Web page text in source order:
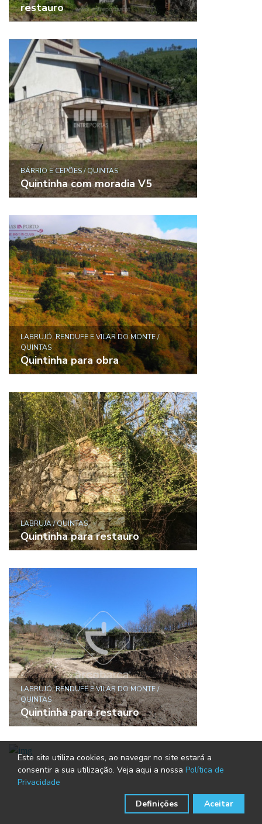
restauro
BÁRRIO E CEPÕES / QUINTAS
Quintinha com moradia V5
LABRUJÓ, RENDUFE E VILAR DO MONTE /
QUINTAS
Quintinha para obra
LABRUJA / QUINTAS
Quintinha para restauro
LABRUJÓ, RENDUFE E VILAR DO MONTE /
QUINTAS
Quintinha para restauro
Este site utiliza cookies, ao navegar no site estará a
consentir a sua utilização. Veja aqui a nossa Política de
Privacidade
Definições
Aceitar